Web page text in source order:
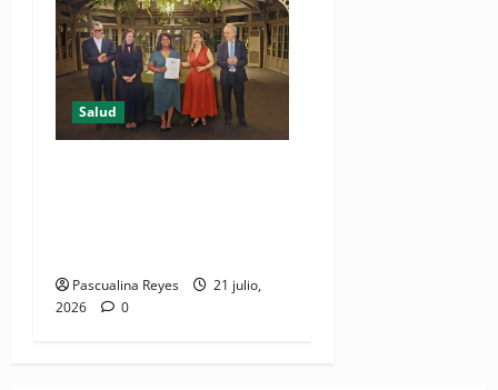
Salud
Pascualina Reyes
21 julio,
2026
0